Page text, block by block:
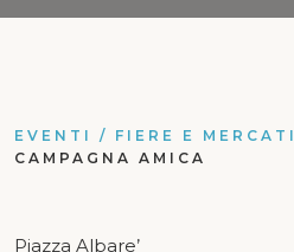
EVENTI / FIERE E MERCATI
CAMPAGNA AMICA
Piazza Albare’